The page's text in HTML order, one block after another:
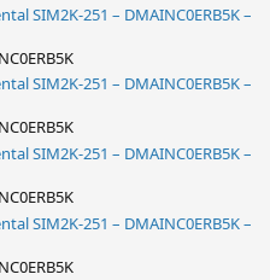
SIM2K-251 – DMAINC0ERB5K –
SIM2K-251 – DMAINC0ERB5K –
SIM2K-251 – DMAINC0ERB5K –
SIM2K-251 – DMAINC0ERB5K –